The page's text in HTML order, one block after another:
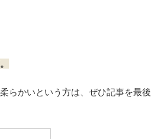
らかいという方は、ぜひ記事を最後